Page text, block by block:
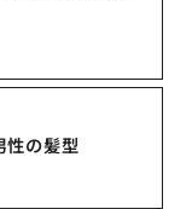
性の髪型